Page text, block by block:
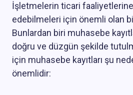
İşletmelerin ticari faaliyetlerine
edebilmeleri için önemli olan
Bunlardan biri muhasebe
doğru ve düzgün şekilde
için muhasebe kayıtları şu
önemlidir: